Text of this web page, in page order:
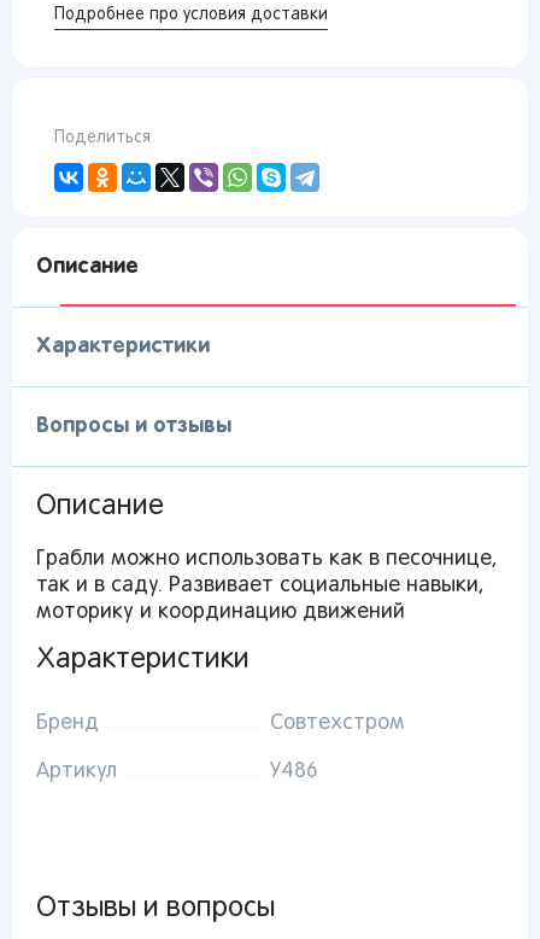
Описание
Характеристики
Вопросы и отзывы
Описание
Грабли можно использовать как в песочнице,
так и в саду. Развивает социальные навыки,
моторику и координацию движений
Характеристики
Бренд Совтехстром
Артикул У486
Отзывы и вопросы
Подробнее про условия доставки
Поделиться
Вы сможете отслеживать статус своих
заказов и получать индивидуальные
рекомендации
способы доставки, их стоимость и наличие